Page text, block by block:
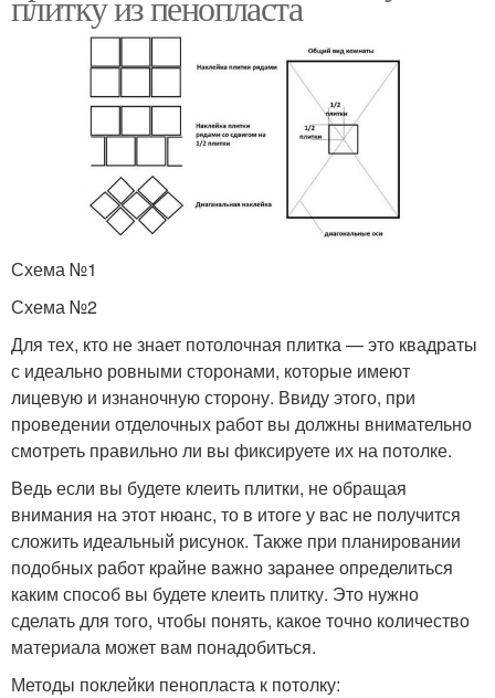
Схема №1
Схема №2
Для тех, кто не знает потолочная плитка — это квадраты
с идеально ровными сторонами, которые имеют
лицевую и изнаночную сторону. Ввиду этого, при
проведении отделочных работ вы должны внимательно
смотреть правильно ли вы фиксируете их на потолке.
Ведь если вы будете клеить плитки, не обращая
внимания на этот нюанс, то в итоге у вас не получится
сложить идеальный рисунок. Также при планировании
подобных работ крайне важно заранее определиться
каким способ вы будете клеить плитку. Это нужно
сделать для того, чтобы понять, какое точно количество
материала может вам понадобиться.
Методы поклейки пенопласта к потолку: